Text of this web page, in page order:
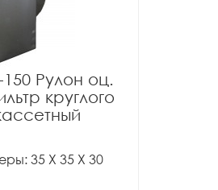
Рулон оц.
круглого
35 X 35 X 30